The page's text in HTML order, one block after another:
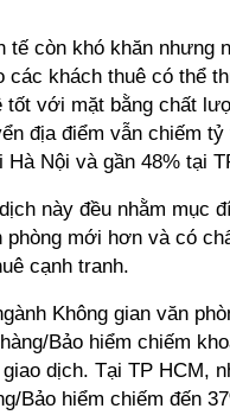
tế còn khó khăn nhưng
các khách thuê có thể
với mặt bằng chất
địa điểm vẫn chiếm
Nội và gần 48% tại
này đều nhằm mục
phòng mới hơn và có
cạnh tranh.
Không gian văn
Bảo hiểm chiếm
dịch. Tại TP HCM,
Bảo hiểm chiếm đến